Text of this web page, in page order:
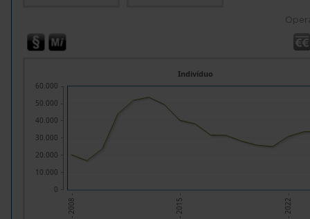
- 2008 - - 2015 - - 2022 -
Indivíduo
0
10.000
20.000
30.000
40.000
50.000
60.000